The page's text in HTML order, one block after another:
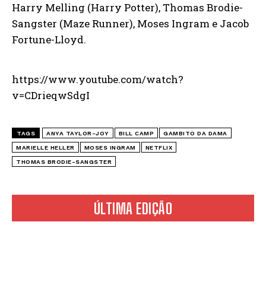
ÚLTIMA EDIÇÃO
Harry Melling (Harry Potter), Thomas Brodie-
Sangster (Maze Runner), Moses Ingram e Jacob
Fortune-Lloyd.
https://www.youtube.com/watch?
v=CDrieqwSdgI
TAGS ANYA TAYLOR-JOY BILL CAMP GAMBITO DA DAMA
MARIELLE HELLER MOSES INGRAM NETFLIX
THOMAS BRODIE-SANGSTER